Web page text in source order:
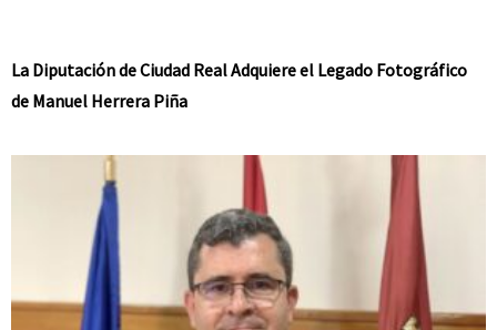
La Diputación de Ciudad Real Adquiere el Legado Fotográfico
de Manuel Herrera Piña